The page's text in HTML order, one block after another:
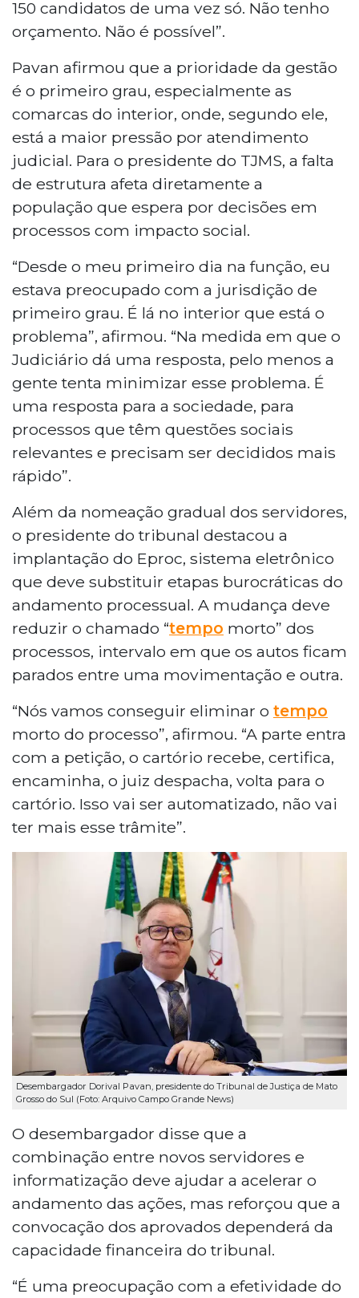
150 candidatos de uma vez só. Não tenho
orçamento. Não é possível”.
Pavan afirmou que a prioridade da gestão
é o primeiro grau, especialmente as
comarcas do interior, onde, segundo ele,
está a maior pressão por atendimento
judicial. Para o presidente do TJMS, a falta
de estrutura afeta diretamente a
população que espera por decisões em
processos com impacto social.
“Desde o meu primeiro dia na função, eu
estava preocupado com a jurisdição de
primeiro grau. É lá no interior que está o
problema”, afirmou. “Na medida em que o
Judiciário dá uma resposta, pelo menos a
gente tenta minimizar esse problema. É
uma resposta para a sociedade, para
processos que têm questões sociais
relevantes e precisam ser decididos mais
rápido”.
Além da nomeação gradual dos servidores,
o presidente do tribunal destacou a
implantação do Eproc, sistema eletrônico
que deve substituir etapas burocráticas do
andamento processual. A mudança deve
reduzir o chamado “tempo morto” dos
processos, intervalo em que os autos ficam
parados entre uma movimentação e outra.
“Nós vamos conseguir eliminar o tempo
morto do processo”, afirmou. “A parte entra
com a petição, o cartório recebe, certifica,
encaminha, o juiz despacha, volta para o
cartório. Isso vai ser automatizado, não vai
ter mais esse trâmite”.
Desembargador Dorival Pavan, presidente do Tribunal de Justiça de Mato
Grosso do Sul (Foto: Arquivo Campo Grande News)
O desembargador disse que a
combinação entre novos servidores e
informatização deve ajudar a acelerar o
andamento das ações, mas reforçou que a
convocação dos aprovados dependerá da
capacidade financeira do tribunal.
“É uma preocupação com a efetividade do